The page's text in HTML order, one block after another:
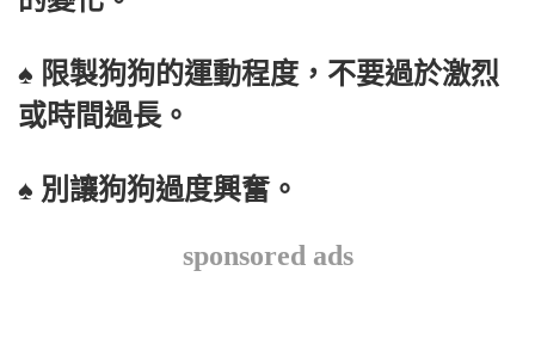
♠ 限製狗狗的運動程度，不要過於激烈
或時間過長。
♠ 別讓狗狗過度興奮。
sponsored ads